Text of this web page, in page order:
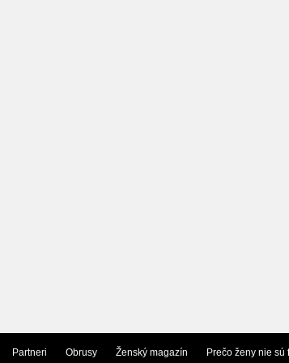
Partneri Obrusy Ženský magazín Prečo ženy nie